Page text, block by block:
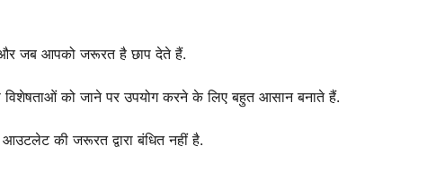
जब आपको जरूरत है छाप देते हैं.
को जाने पर उपयोग करने के लिए बहुत आसान बनाते हैं.
की जरूरत द्वारा बंधित नहीं है.